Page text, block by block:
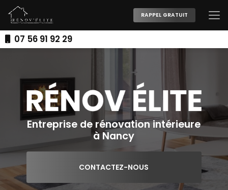
au
contenu
principal07 56 91 92 29
RAPPEL GRATUIT
Entreprise de rénovation intérieure
à Nancy
CONTACTEZ-NOUS